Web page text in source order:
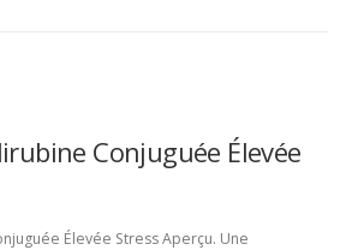
Conjuguée Élevée
Élevée Stress Aperçu. Une